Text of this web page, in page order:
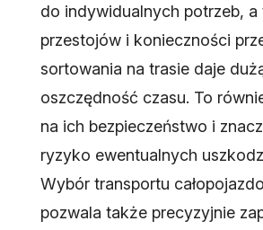
do indywidualnych potrzeb, a
przestojów i konieczności
sortowania na trasie daje
oszczędność czasu. To
na ich bezpieczeństwo i
ryzyko ewentualnych
Wybór transportu
pozwala także precyzyjnie